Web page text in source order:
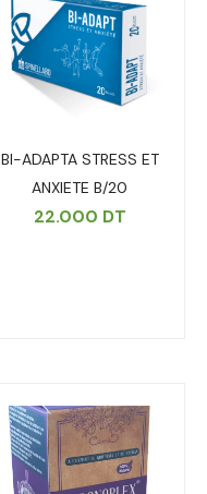
BI-ADAPTA STRESS ET
ANXIETE B/20
22.000 DT